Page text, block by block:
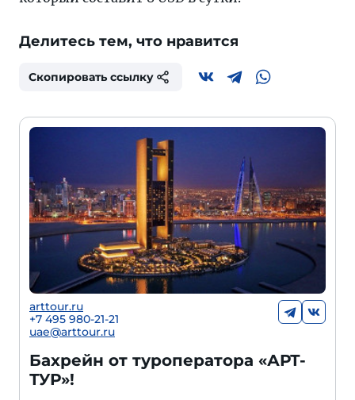
Делитесь тем, что нравится
Скопировать ссылку
arttour.ru
+7 495 980-21-21
uae@arttour.ru
Бахрейн от туроператора «АРТ-
ТУР»!